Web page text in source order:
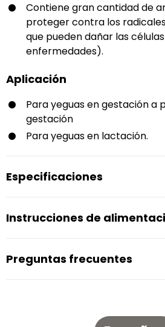
Contiene gran cantidad de
proteger contra los
que pueden dañar las
enfermedades).
Aplicación
Para yeguas en gestación a
gestación
Para yeguas en lactación.
Especificaciones
Instrucciones de
Preguntas frecuentes